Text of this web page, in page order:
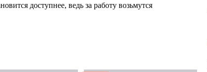
доступнее, ведь за работу возьмутся